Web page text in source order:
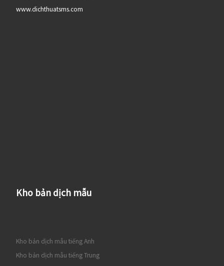
www.dichthuatsms.com
Kho bản dịch mẫu
Kho bản dịch mẫu tiếng Anh
Kho bản dịch mẫu tiếng Trung